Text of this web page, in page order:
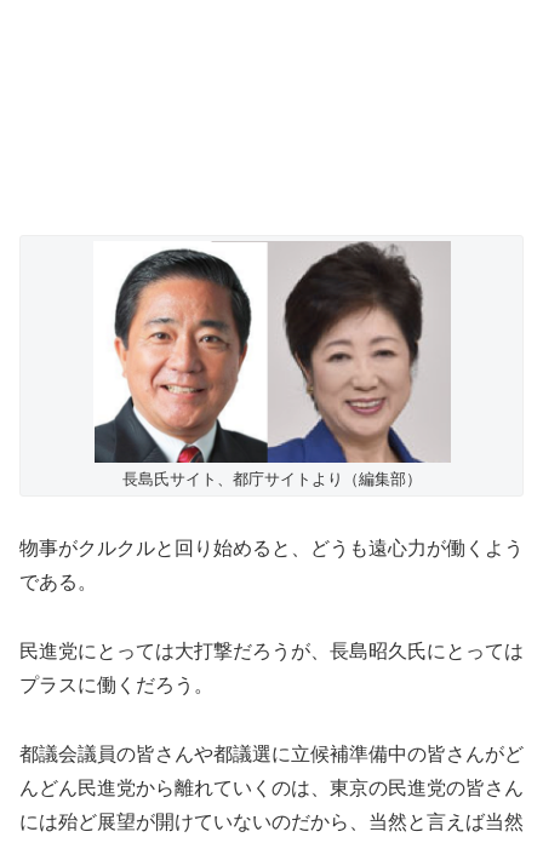
長島氏サイト、都庁サイトより（編集部）
物事がクルクルと回り始めると、どうも遠心力が働くよう
である。
民進党にとっては大打撃だろうが、長島昭久氏にとっては
プラスに働くだろう。
都議会議員の皆さんや都議選に立候補準備中の皆さんがど
んどん民進党から離れていくのは、東京の民進党の皆さん
には殆ど展望が開けていないのだから、当然と言えば当然